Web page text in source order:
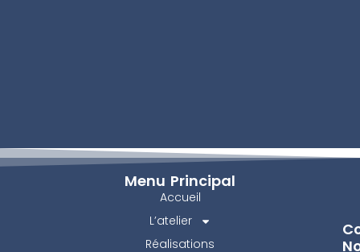
Menu Principal
Accueil
L’atelier
Réalisations